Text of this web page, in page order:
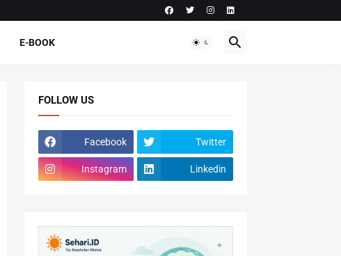
E-BOOK
FOLLOW US
Facebook Twitter
Instagram Linkedin